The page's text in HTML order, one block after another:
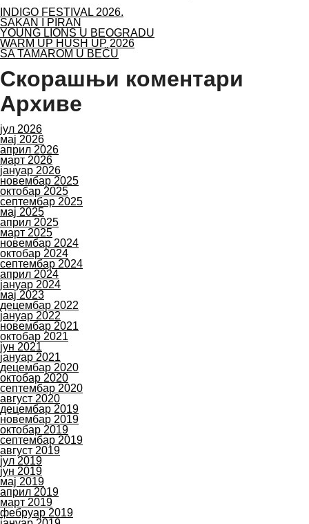
INDIGO FESTIVAL 2026.
SAKAN I PIRAN
YOUNG LIONS U BEOGRADU
WARM UP HUSH UP 2026
SA TAMAROM U BEČU
Скорашњи коментари
Архиве
јул 2026
мај 2026
април 2026
март 2026
јануар 2026
новембар 2025
октобар 2025
септембар 2025
мај 2025
април 2025
март 2025
новембар 2024
октобар 2024
септембар 2024
април 2024
јануар 2024
мај 2023
децембар 2022
јануар 2022
новембар 2021
октобар 2021
јун 2021
јануар 2021
децембар 2020
октобар 2020
септембар 2020
август 2020
децембар 2019
новембар 2019
октобар 2019
септембар 2019
август 2019
јул 2019
јун 2019
мај 2019
април 2019
март 2019
фебруар 2019